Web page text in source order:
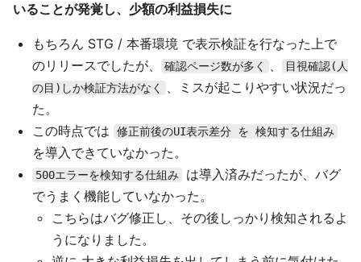
いることが発覚し、少額の利益損失に
もちろん STG / 本番環境 で表示検証を行なった上で
のリリースでしたが、
確認ページ数が多く 、
目視確認(人
の目)しか検証方法がなく
、ミスが起こりやすい状況だっ
た。
この時点では
修正前後のUI表示差分 を 検知する仕組み
を導入できていなかった。
500エラーを検知する仕組み
は導入済みだったが、バグ
でうまく機能していなかった。
こちらはバグ修正し、その後しっかり検知されるよ
うになりました。